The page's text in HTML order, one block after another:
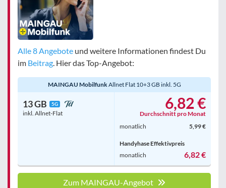
Bewertung
Filter zurücksetzen
Alle 8 Angebote und weitere Informationen findest Du
im Beitrag. Hier das Top-Angebot:
MAINGAU MobilfunkAllnet Flat 10+3 GB inkl. 5G
13 GB 5G
inkl. Allnet-Flat
6,82 €
Durchschnitt pro Monat
monatlich
5,99 €
Handyhase Effektivpreis
monatlich
6,82 €
Zum MAINGAU-Angebot